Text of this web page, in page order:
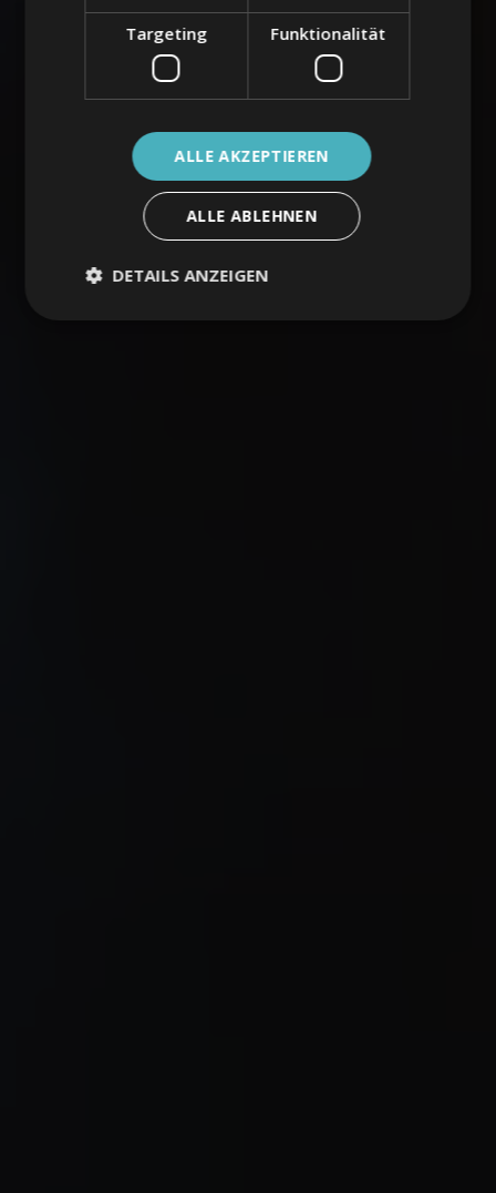
Targeting Funktionalität
ALLE AKZEPTIEREN
ALLE ABLEHNEN
DETAILS ANZEIGEN